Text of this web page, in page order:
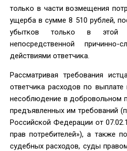
только в части возмещения
ущерба в сумме 8 510 рублей,
убытков только в этой
непосредственной
действиями ответчика.
Рассматривая требования
ответчика расходов по
несоблюдение в добровольном
предъявленных им требований
Российской Федерации от
прав потребителей»), а также
судебных расходов, суды